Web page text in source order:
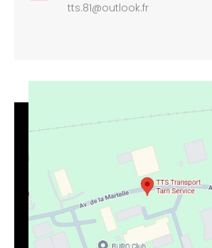
tts.81@outlook.fr